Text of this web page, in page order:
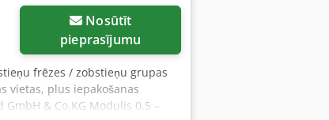
pieprasījumu
frēzes / zobstieņu grupas
vietas, plus iepakošanas
& Co.KG Modulis 0,5 –